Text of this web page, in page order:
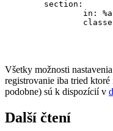
Všetky možnosti
registrovanie iba tried
podobne) sú k dispozícií v
Další čtení